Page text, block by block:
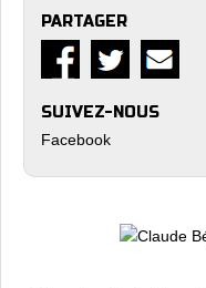
PARTAGER
SUIVEZ-NOUS
Facebook